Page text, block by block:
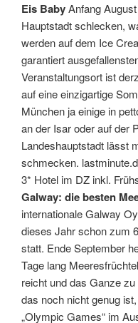
Eis BabyAnfang
Hauptstadt schlecken,
werden auf dem Ice
garantiert
Veranstaltungsort ist
auf eine einzigartige
München ja einige in
an der Isar oder auf der
Landeshauptstadt lässt
schmecken.
3* Hotel im DZ inkl.
Galway: die besten
internationale Galway
dieses Jahr schon zum
statt. Ende September
Tage lang
reicht und das Ganze
das noch nicht genug
„Olympic Games“ im